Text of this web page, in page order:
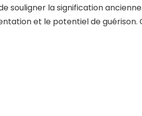
souligner la signification
et le potentiel de guérison.